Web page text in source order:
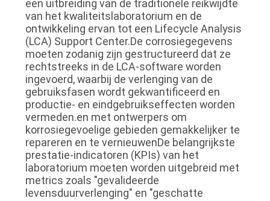
een uitbreiding van de traditionele reikwijdte
van het kwaliteitslaboratorium en de
ontwikkeling ervan tot een Lifecycle Analysis
(LCA) Support Center.De corrosiegegevens
moeten zodanig zijn gestructureerd dat ze
rechtstreeks in de LCA-software worden
ingevoerd, waarbij de verlenging van de
gebruiksfasen wordt gekwantificeerd en
productie- en eindgebruikseffecten worden
vermeden.en met ontwerpers om
korrosiegevoelige gebieden gemakkelijker te
repareren en te vernieuwenDe belangrijkste
prestatie-indicatoren (KPIs) van het
laboratorium moeten worden uitgebreid met
metrics zoals "gevalideerde
levensduurverlenging" en "geschatte